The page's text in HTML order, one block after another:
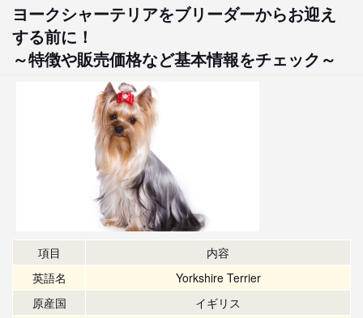
ヨークシャーテリアをブリーダーからお迎え
する前に！
～特徴や販売価格など基本情報をチェック～
項目
内容
英語名
Yorkshire Terrier
原産国
イギリス